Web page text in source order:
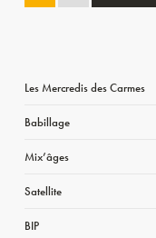
Les Mercredis des Carmes
Babillage
Mix’âges
Satellite
BIP